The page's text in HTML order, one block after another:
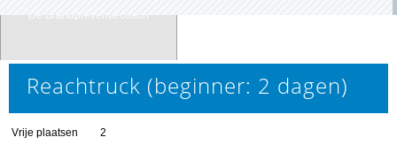
De Brandpreventiecoach
Reachtruck (beginner: 2 dagen)
Vrije plaatsen
2